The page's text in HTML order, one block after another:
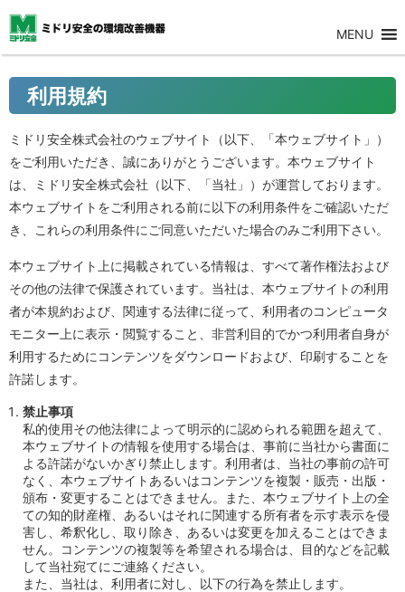
MENU
利用規約
ミドリ安全株式会社のウェブサイト（以下、「本ウェブサイト」）
をご利用いただき、誠にありがとうございます。本ウェブサイト
は、ミドリ安全株式会社（以下、「当社」）が運営しております。
本ウェブサイトをご利用される前に以下の利用条件をご確認いただ
き、これらの利用条件にご同意いただいた場合のみご利用下さい。
本ウェブサイト上に掲載されている情報は、すべて著作権法および
その他の法律で保護されています。当社は、本ウェブサイトの利用
者が本規約および、関連する法律に従って、利用者のコンピュータ
モニター上に表示・閲覧すること、非営利目的でかつ利用者自身が
利用するためにコンテンツをダウンロードおよび、印刷することを
許諾します。
禁止事項
私的使用その他法律によって明示的に認められる範囲を超えて、
本ウェブサイトの情報を使用する場合は、事前に当社から書面に
よる許諾がないかぎり禁止します。利用者は、当社の事前の許可
なく、本ウェブサイトあるいはコンテンツを複製・販売・出版・
頒布・変更することはできません。また、本ウェブサイト上の全
ての知的財産権、あるいはそれに関連する所有者を示す表示を侵
害し、希釈化し、取り除き、あるいは変更を加えることはできま
せん。コンテンツの複製等を希望される場合は、目的などを記載
して当社宛てにご連絡ください。
また、当社は、利用者に対し、以下の行為を禁止します。